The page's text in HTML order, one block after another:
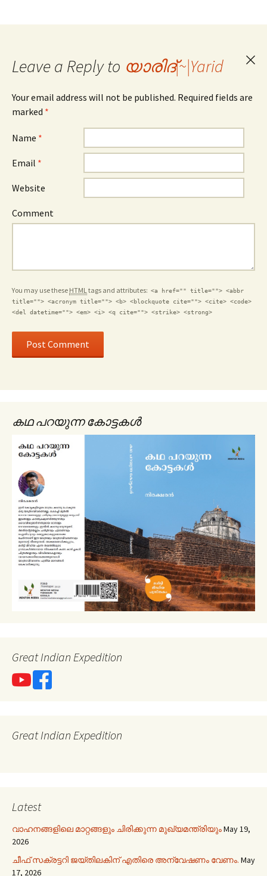
Leave a Reply to യാരിദ്‌|~|Yarid
Your email address will not be published. Required fields are
marked *
Name *
Email *
Website
Comment
You may use these HTML tags and attributes: <a href="" title=""> <abbr
title=""> <acronym title=""> <b> <blockquote cite=""> <cite> <code>
<del datetime=""> <em> <i> <q cite=""> <strike> <strong>
കഥ പറയുന്ന കോട്ടകൾ
Great Indian Expedition
Great Indian Expedition
Latest
വാഹനങ്ങളിലെ മാറ്റങ്ങളും ചിരിക്കുന്ന മുഖ്യമന്ത്രിയുംMay 19,
2026
ചീഫ് സക്രട്ടറി ജയ്തിലകിന് എതിരെ അന്വേഷണം വേണം. May
17, 2026